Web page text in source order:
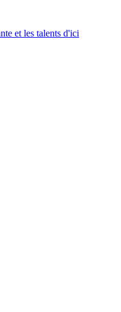
et les talents d'ici